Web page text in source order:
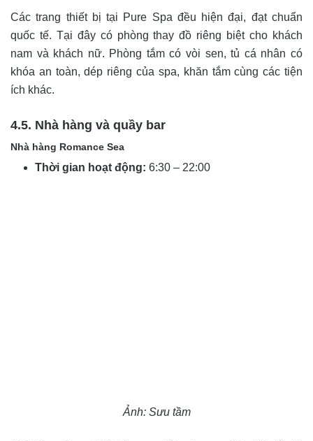
Các trang thiết bị tại Pure Spa đều hiện đại, đạt chuẩn
quốc tế. Tại đây có phòng thay đồ riêng biệt cho khách
nam và khách nữ. Phòng tắm có vòi sen, tủ cá nhân có
khóa an toàn, dép riêng của spa, khăn tắm cùng các tiện
ích khác.
4.5. Nhà hàng và quầy bar
Nhà hàng Romance Sea
Thời gian hoạt động: 6:30 – 22:00
Ảnh: Sưu tầm